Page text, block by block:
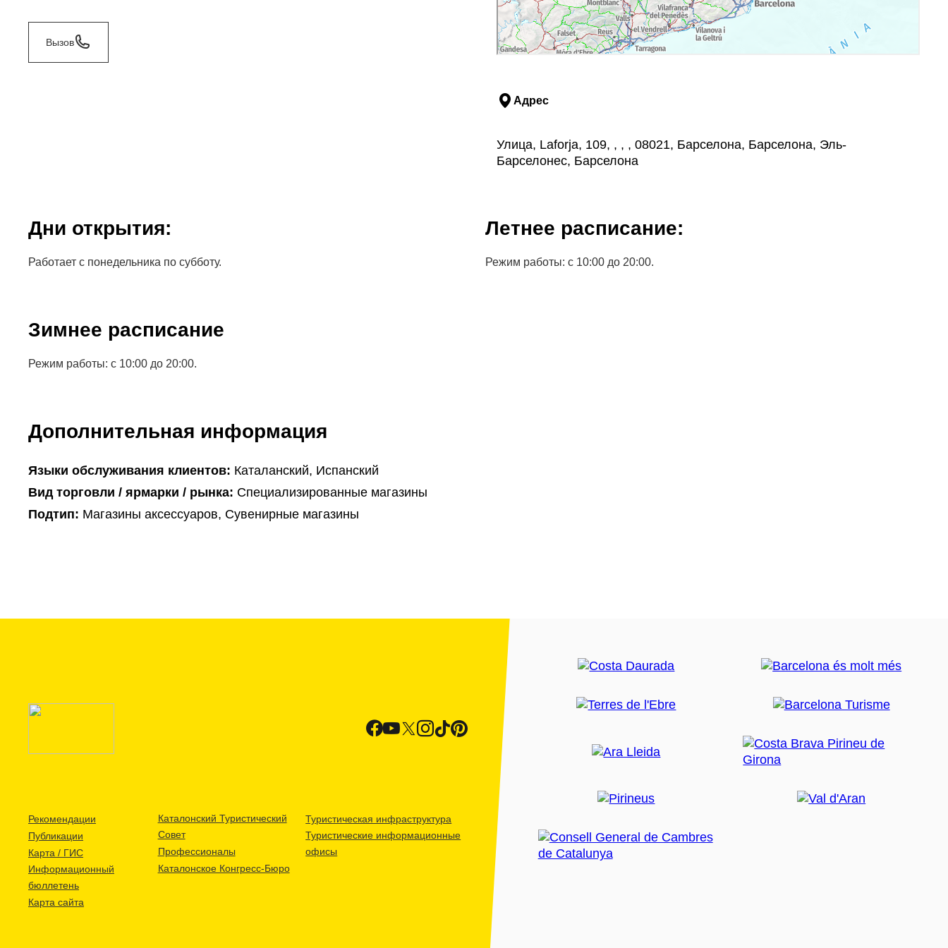
Вызов
Адрес
Улица, Laforja, 109, , , , 08021, Барселона, Барселона, Эль-
Барселонес, Барселона
Дни открытия:
Работает с понедельника по субботу.
Летнее расписание:
Режим работы: с 10:00 до 20:00.
Зимнее расписание
Режим работы: с 10:00 до 20:00.
Дополнительная информация
Языки обслуживания клиентов: Каталанский, Испанский
Вид торговли / ярмарки / рынка: Специализированные магазины
Подтип: Магазины аксессуаров, Сувенирные магазины
Рекомендации
Публикации
Карта / ГИС
Информационный
бюллетень
Карта сайта
Каталонский Туристический
Совет
Профессионалы
Каталонское Конгресс-Бюро
Туристическая инфраструктура
Туристические информационные
офисы